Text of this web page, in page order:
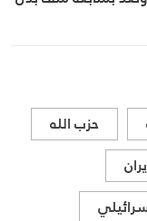
حزب الله